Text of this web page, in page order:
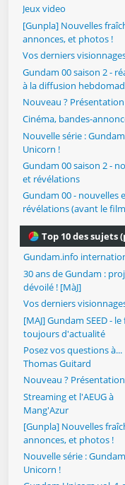
Jeux video
[Gunpla] Nouvelles
annonces, et photos !
Vos derniers
Gundam 00 saison 2 -
à la diffusion
Nouveau ? Présentation
Cinéma, bandes-
Nouvelle série : Gundam
Unicorn !
Gundam 00 saison 2 -
et révélations
Gundam 00 - nouvelles
révélations (avant le
Top 10 des sujets
Gundam.info
30 ans de Gundam :
dévoilé ! [MàJ]
Vos derniers
[MAJ] Gundam SEED -
toujours d'actualité
Posez vos questions à...
Thomas Guitard
Nouveau ? Présentation
Streaming et l'AEUG à
Mang'Azur
[Gunpla] Nouvelles
annonces, et photos !
Nouvelle série : Gundam
Unicorn !